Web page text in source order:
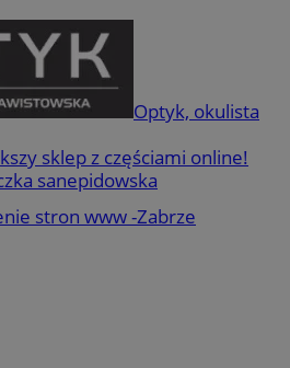
Optyk, okulista
sklep z częściami online!
sanepidowska
stron www -Zabrze
Niesklasyfikowane
Wydajność Targetowanie